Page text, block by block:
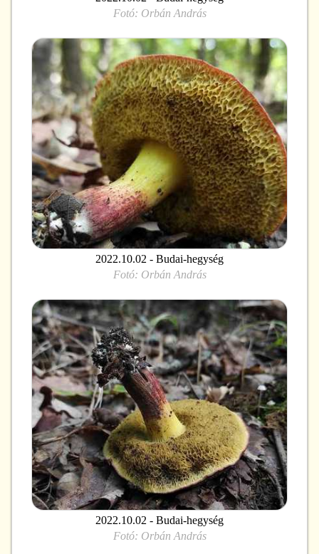
Fotó: Orbán András
2022.10.02 - Budai-hegység
Fotó: Orbán András
2022.10.02 - Budai-hegység
Fotó: Orbán András